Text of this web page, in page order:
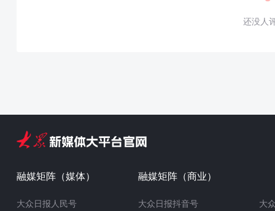
还没人
融媒矩阵（媒体）
大众日报人民号
融媒矩阵（商业）
大众日报抖音号
大